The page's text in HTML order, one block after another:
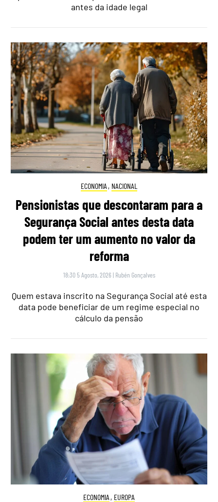
antes da idade legal
ECONOMIA , NACIONAL
Pensionistas que descontaram para a
Segurança Social antes desta data
podem ter um aumento no valor da
reforma
18:30 5 Agosto, 2026 | Rubén Gonçalves
Quem estava inscrito na Segurança Social até esta
data pode beneficiar de um regime especial no
cálculo da pensão
ECONOMIA , EUROPA